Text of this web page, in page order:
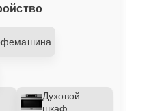
Духовой
шкаф